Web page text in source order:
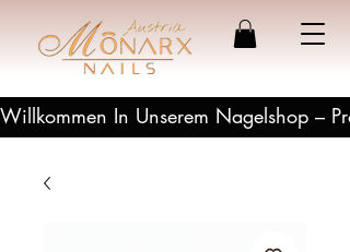
Willkommen In Unserem Nagelshop –